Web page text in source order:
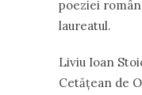
poeziei
laureatul.
Liviu Ioan
Cetăţean de